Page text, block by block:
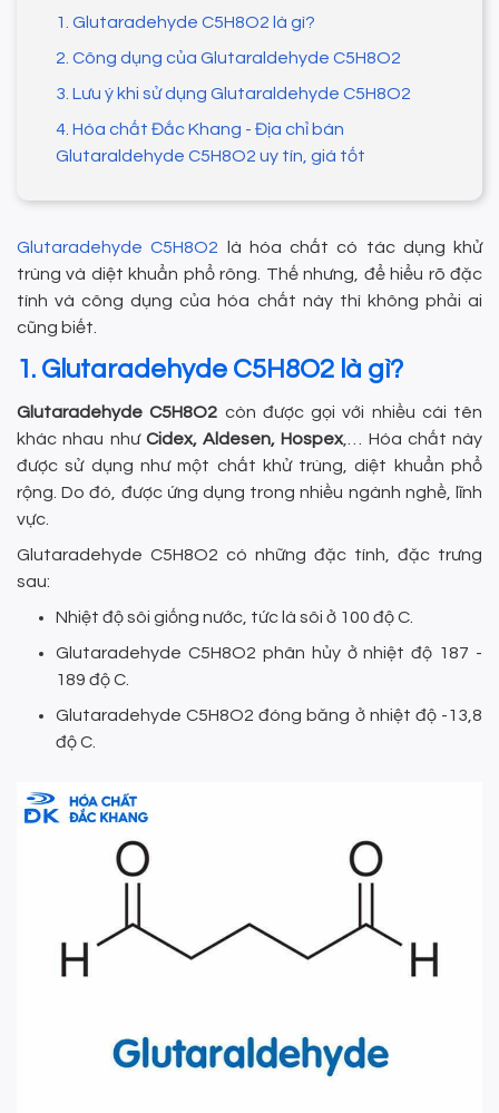
1. Glutaradehyde C5H8O2 là gì?
2. Công dụng của Glutaraldehyde C5H8O2
3. Lưu ý khi sử dụng Glutaraldehyde C5H8O2
4. Hóa chất Đắc Khang - Địa chỉ bán
Glutaraldehyde C5H8O2 uy tín, giá tốt
Glutaradehyde C5H8O2 là hóa chất có tác dụng khử
trùng và diệt khuẩn phổ rông. Thế nhưng, để hiểu rõ đặc
tính và công dụng của hóa chất này thì không phải ai
cũng biết.
1. Glutaradehyde C5H8O2 là gì?
Glutaradehyde C5H8O2 còn được gọi với nhiều cái tên
khác nhau như Cidex, Aldesen, Hospex,… Hóa chất này
được sử dụng như một chất khử trùng, diệt khuẩn phổ
rộng. Do đó, được ứng dụng trong nhiều ngành nghề, lĩnh
vực.
Glutaradehyde C5H8O2 có những đặc tính, đặc trưng
sau:
Nhiệt độ sôi giống nước, tức là sôi ở 100 độ C.
Glutaradehyde C5H8O2 phân hủy ở nhiệt độ 187 -
189 độ C.
Glutaradehyde C5H8O2 đóng băng ở nhiệt độ -13,8
độ C.